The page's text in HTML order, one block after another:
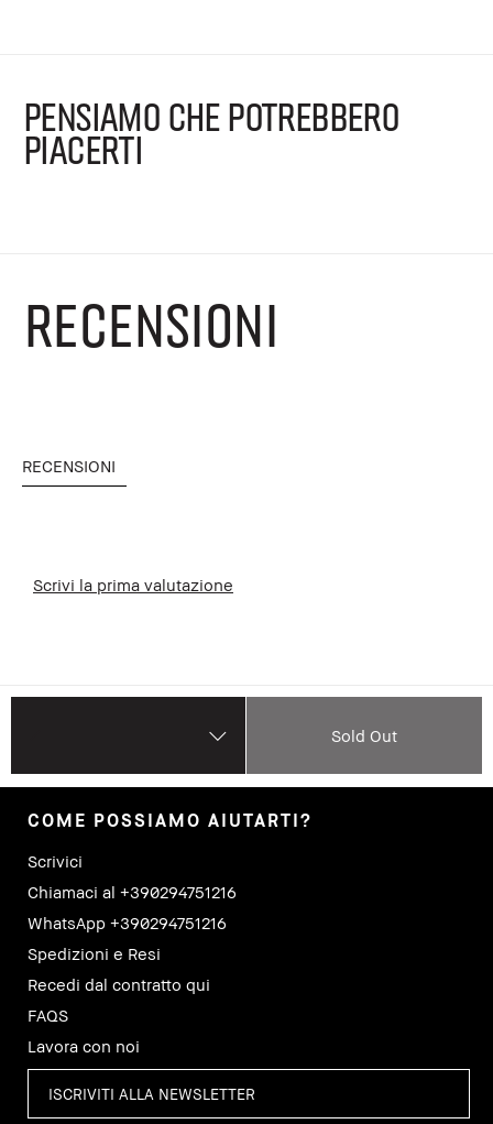
PENSIAMO CHE POTREBBERO
PIACERTI
RECENSIONI
RECENSIONI
Scrivi la prima valutazione
Sold Out
COME POSSIAMO AIUTARTI?
Scrivici
Chiamaci al +390294751216
WhatsApp +390294751216
Spedizioni e Resi
Recedi dal contratto qui
FAQS
Lavora con noi